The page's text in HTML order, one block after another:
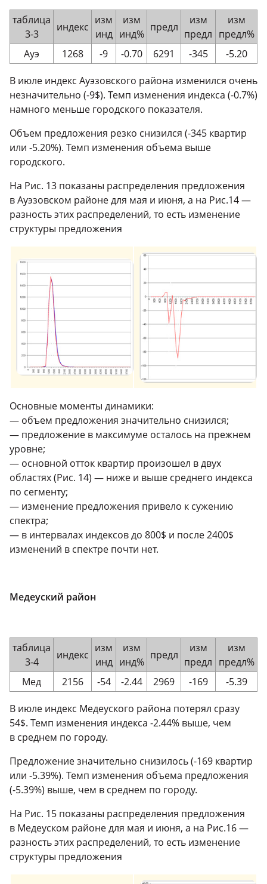
таблица
3-3
индекс
изм
инд
изм
инд%
предл
изм
предл
изм
предл%
Ауэ
1268 -9 -0.70 6291 -345 -5.20
В июле индекс Ауэзовского района изменился очень
незначительно (-9$). Темп изменения индекса (-0.7%)
намного меньше городского показателя.
Объем предложения резко снизился (-345 квартир
или -5.20%). Темп изменения объема выше
городского.
На Рис. 13 показаны распределения предложения
в Ауэзовском районе для мая и июня, а на Рис.14 —
разность этих распределений, то есть изменение
структуры предложения
Основные моменты динамики:
— объем предложения значительно снизился;
— предложение в максимуме осталось на прежнем
уровне;
— основной отток квартир произошел в двух
областях (Рис. 14) — ниже и выше среднего индекса
по сегменту;
— изменение предложения привело к сужению
спектра;
— в интервалах индексов до 800$ и после 2400$
изменений в спектре почти нет.
Медеуский район
таблица
3-4
индекс
изм
инд
изм
инд%
предл
изм
предл
изм
предл%
Мед
2156 -54 -2.44 2969 -169 -5.39
В июле индекс Медеуского района потерял сразу
54$. Темп изменения индекса -2.44% выше, чем
в среднем по городу.
Предложение значительно снизилось (-169 квартир
или -5.39%). Темп изменения объема предложения
(-5.39%) выше, чем в среднем по городу.
На Рис. 15 показаны распределения предложения
в Медеуском районе для мая и июня, а на Рис.16 —
разность этих распределений, то есть изменение
структуры предложения